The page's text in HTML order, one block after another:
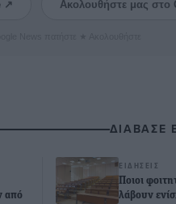
↗ Ακολουθήστε μας
ΔΙΑΒΑΣΕ
από
ΕΙΔΉΣΕΙΣ
Ποιοι
λάβουν